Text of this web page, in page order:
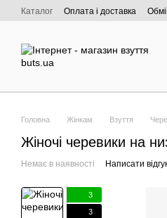
Перейти к основному контенту
Каталог Оплата і доставка
Про
Головна Жінкам Взуття
Жіночі черевики на
Немає в наявності Написати
3
3